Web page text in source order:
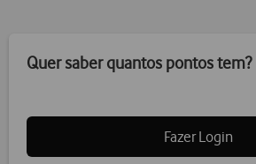
Quer saber quantos pontos tem?
Fazer Login